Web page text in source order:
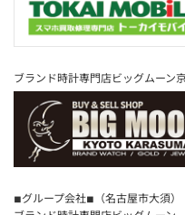
ブランド時計専門店ビッグムーン
◾︎グループ会社◾︎（名古屋市大須）